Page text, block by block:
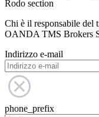
Rodo section
Chi è il responsabile del
OANDA TMS Brokers
Indirizzo e-mail
phone_prefix